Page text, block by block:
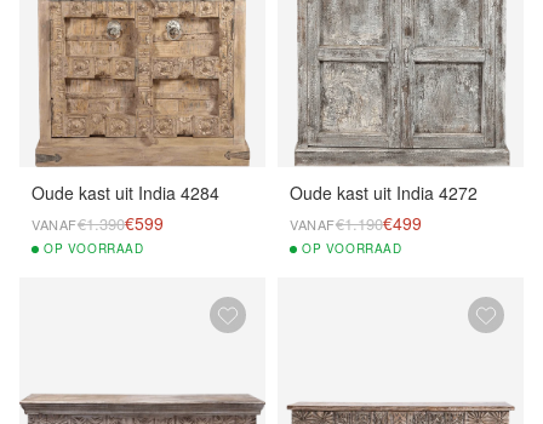
Oude kast uit India 4284
VANAF€1.390€599
OP VOORRAAD
Oude kast uit India 4272
VANAF€1.190€499
OP VOORRAAD